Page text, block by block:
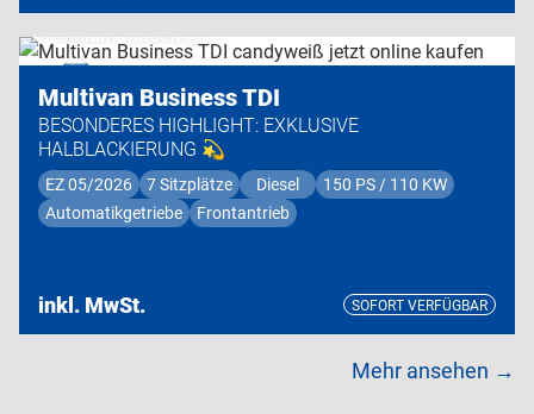
Premium Modell
Multivan Business TDI
BESONDERES HIGHLIGHT: EXKLUSIVE
HALBLACKIERUNG 💫
EZ 05/2026 7 Sitzplätze Diesel
150 PS / 110 KW
Automatikgetriebe
Frontantrieb
inkl. MwSt. SOFORT VERFÜGBAR
Mehr ansehen →